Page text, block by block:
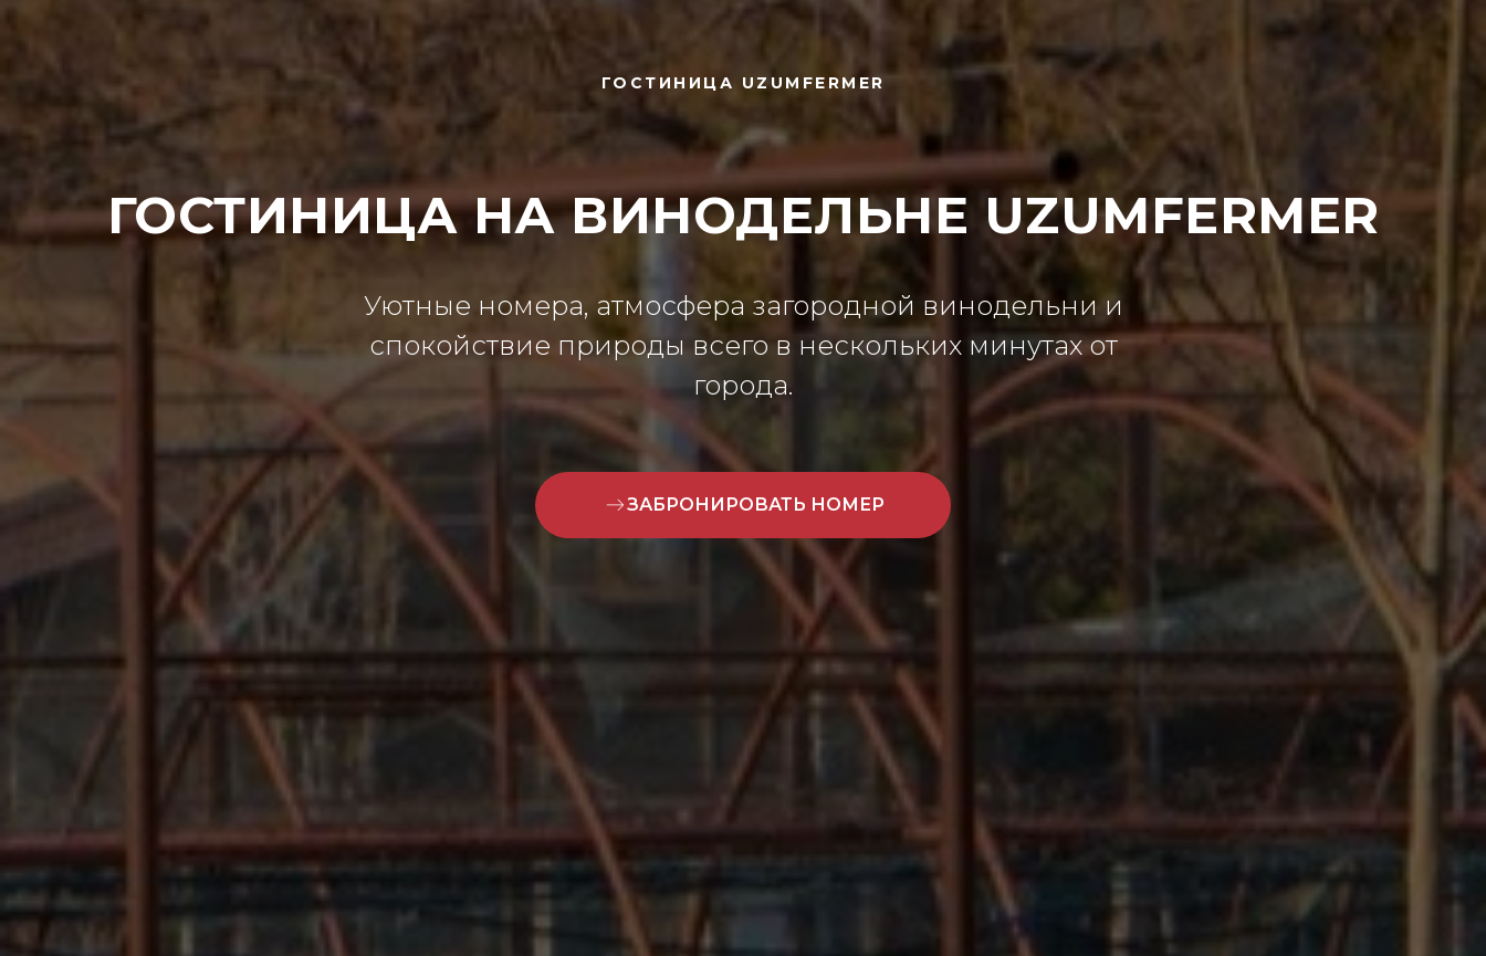
ГОСТИНИЦА UZUMFERMER
ГОСТИНИЦА НА ВИНОДЕЛЬНЕ UZUMFERMER
Уютные номера, атмосфера загородной винодельни и
спокойствие природы всего в нескольких минутах от
города.
ЗАБРОНИРОВАТЬ НОМЕР